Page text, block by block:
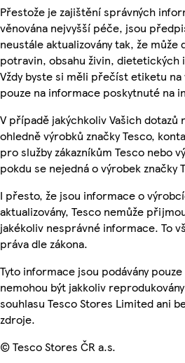
Přestože je zajištění správných
věnována nejvyšší péče, jsou
neustále aktualizovány tak, že může
potravin, obsahu živin, dietetických
Vždy byste si měli přečíst etiketu
pouze na informace poskytnuté na
V případě jakýchkoliv Vašich dotazů
ohledně výrobků značky Tesco,
pro služby zákazníkům Tesco nebo
pokdu se nejedná o výrobek značky
I přesto, že jsou informace o
aktualizovány, Tesco nemůže
jakékoliv nesprávné informace. To
práva dle zákona.
Tyto informace jsou podávány
nemohou být jakkoliv
souhlasu Tesco Stores Limited ani
zdroje.
© Tesco Stores ČR a.s.